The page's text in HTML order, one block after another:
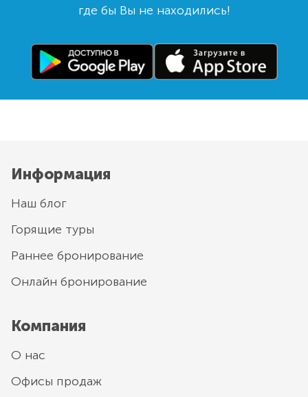
где бы Вы не находились!
Информация
Наш блог
Горящие туры
Раннее бронирование
Онлайн бронирование
Компания
О нас
Офисы продаж